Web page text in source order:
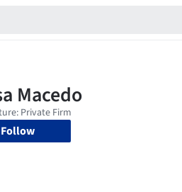
Follow